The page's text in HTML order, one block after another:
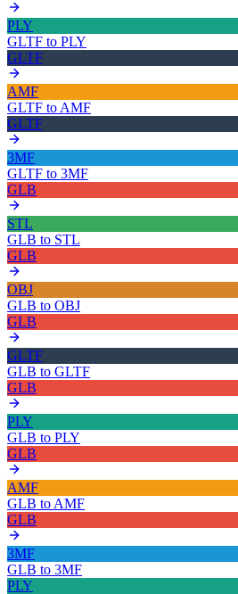
PLY
GLTF to PLY
GLTF
AMF
GLTF to AMF
GLTF
3MF
GLTF to 3MF
GLB
STL
GLB to STL
GLB
OBJ
GLB to OBJ
GLB
GLTF
GLB to GLTF
GLB
PLY
GLB to PLY
GLB
AMF
GLB to AMF
GLB
3MF
GLB to 3MF
PLY